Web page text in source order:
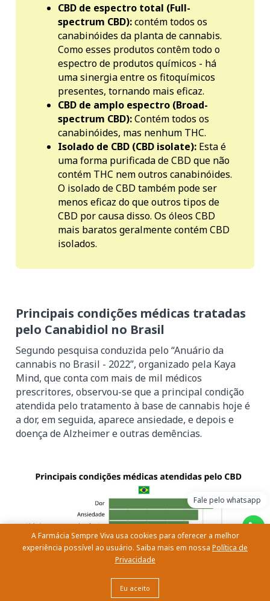
CBD de espectro total (Full-
spectrum CBD):contém todos os
canabinóides da planta de cannabis.
Como esses produtos contêm todo o
espectro de produtos químicos - há
uma sinergia entre os fitoquímicos
presentes, tornando mais eficaz.
CBD de amplo espectro (Broad-
spectrum CBD):Contém todos os
canabinóides, mas nenhum THC.
Isolado de CBD (CBD isolate): Esta é
uma forma purificada de CBD que não
contém THC nem outros canabinóides.
O isolado de CBD também pode ser
menos eficaz do que outros tipos de
CBD por causa disso. Os óleos CBD
mais baratos geralmente contém CBD
isolados.
Principais condições médicas tratadas
pelo Canabidiol no Brasil
Segundo pesquisa conduzida pelo “Anuário da
cannabis no Brasil - 2022”, organizado pela Kaya
Mind, que conta com mais de mil médicos
prescritores, observou-se que a principal condição
atendida pelo tratamento à base de cannabis hoje é
a dor, em seguida, aparece ansiedade, e depois e
doença de Alzheimer e outras demências.
Fale pelo whatsapp
Eu aceito
A Farmácia Sempre Viva usa cookies para oferecer a melhor
experiência possível ao usuário. Saiba mais em nossa Política de
Privacidade